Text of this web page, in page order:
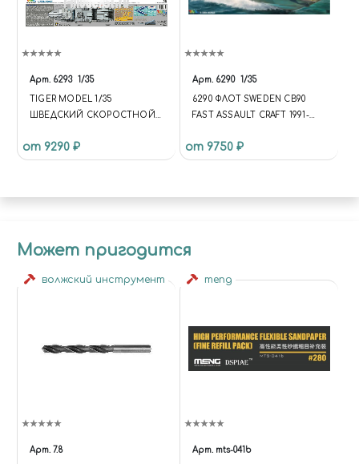
Арт. 6293 1/35
TIGER MODEL 1/35
ШВЕДСКИЙ СКОРОСТНОЙ
от 9290 ₽
Арт. 6290 1/35
6290 ФЛОТ SWEDEN CB90
FAST ASSAULT CRAFT 1991-
от 9750 ₽
Может пригодится
волжский инструмент
Арт. 7.8
meng
Арт. mts-041b